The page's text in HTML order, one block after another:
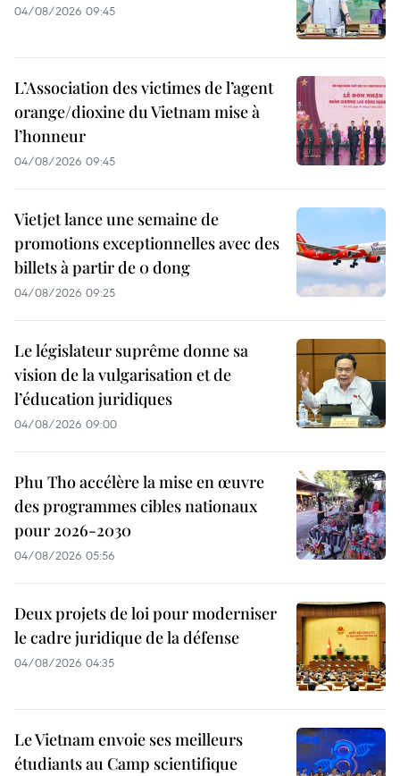
04/08/2026 09:45
L’Association des victimes de l’agent
orange/dioxine du Vietnam mise à
l’honneur
04/08/2026 09:45
Vietjet lance une semaine de
promotions exceptionnelles avec des
billets à partir de 0 dong
04/08/2026 09:25
Le législateur suprême donne sa
vision de la vulgarisation et de
l’éducation juridiques
04/08/2026 09:00
Phu Tho accélère la mise en œuvre
des programmes cibles nationaux
pour 2026-2030
04/08/2026 05:56
Deux projets de loi pour moderniser
le cadre juridique de la défense
04/08/2026 04:35
Le Vietnam envoie ses meilleurs
étudiants au Camp scientifique